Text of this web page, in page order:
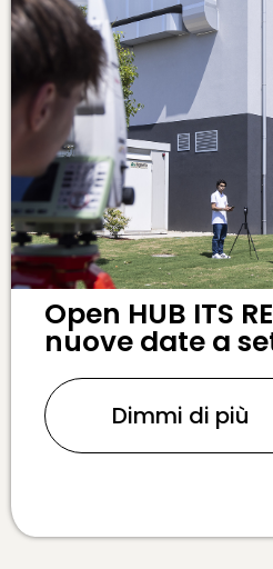
Open HUB ITS
nuove date a
Dimmi di più